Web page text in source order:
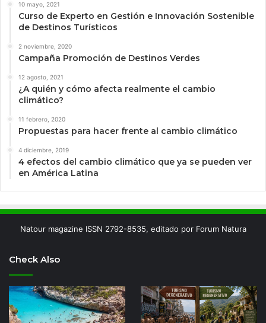
10 mayo, 2021
Curso de Experto en Gestión e Innovación Sostenible
de Destinos Turísticos
2 noviembre, 2020
Campaña Promoción de Destinos Verdes
12 agosto, 2021
¿A quién y cómo afecta realmente el cambio
climático?
11 febrero, 2020
Propuestas para hacer frente al cambio climático
4 diciembre, 2019
4 efectos del cambio climático que ya se pueden ver
en América Latina
Natour magazine ISSN 2792-8535, editado por Forum Natura
Check Also